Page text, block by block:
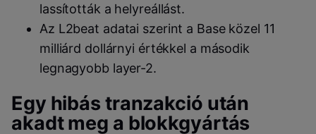
lassították a helyreállást.
Az L2beat adatai szerint a Base közel 11
milliárd dollárnyi értékkel a második
legnagyobb layer-2.
Egy hibás tranzakció után
akadt meg a blokkgyártás